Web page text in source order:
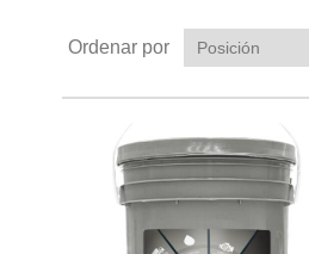
Ordenar por